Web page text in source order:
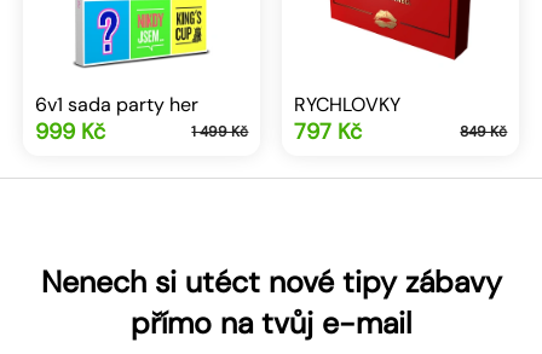
6v1 sada party her
999 Kč 1 499 Kč
RYCHLOVKY
797 Kč 849 Kč
Z
Nenech si utéct nové tipy zábavy
přímo na tvůj e-mail